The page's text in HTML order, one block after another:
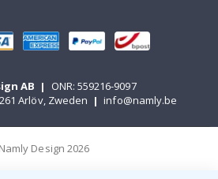
AB |
ONR: 559216-9097
Arlöv, Zweden | info@namly.be
Design 2026